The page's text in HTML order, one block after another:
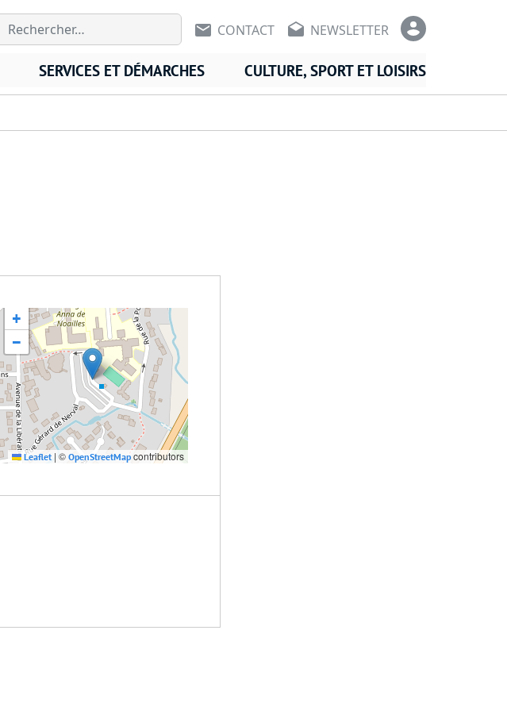
En-tête -
En-tête - Communication
CONTACT NEWSLETTER
SERVICES ET DÉMARCHES CULTURE, SPORT ET LOISIRS
+
−
Leaflet | © OpenStreetMapcontributors